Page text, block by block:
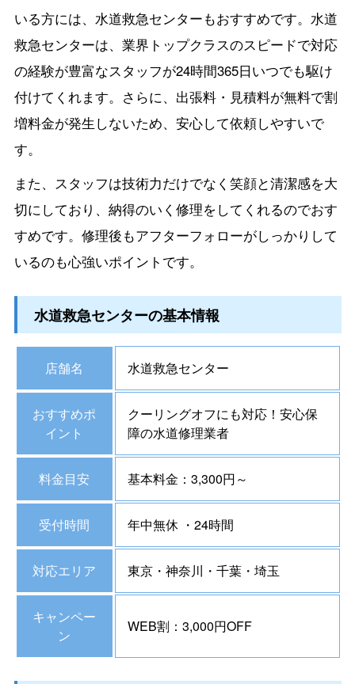
いる方には、水道救急センターもおすすめです。水道
救急センターは、業界トップクラスのスピードで対応
の経験が豊富なスタッフが24時間365日いつでも駆け
付けてくれます。さらに、出張料・見積料が無料で割
増料金が発生しないため、安心して依頼しやすいで
す。
また、スタッフは技術力だけでなく笑顔と清潔感を大
切にしており、納得のいく修理をしてくれるのでおす
すめです。修理後もアフターフォローがしっかりして
いるのも心強いポイントです。
水道救急センターの基本情報
店舗名 水道救急センター
おすすめポ
イント
クーリングオフにも対応！安心保
障の水道修理業者
料金目安 基本料金：3,300円～
受付時間 年中無休 ・24時間
対応エリア 東京・神奈川・千葉・埼玉
キャンペー
ン
WEB割：3,000円OFF